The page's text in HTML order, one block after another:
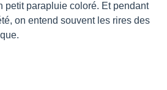
petit parapluie coloré. Et pendant
on entend souvent les rires des